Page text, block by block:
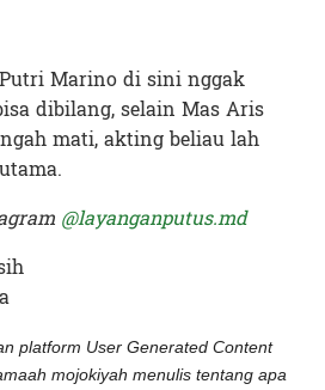
Marino di sini nggak
dibilang, selain Mas Aris
mati, akting beliau lah
@layanganputus.md
platform User Generated Content
mojokiyah menulis tentang apa